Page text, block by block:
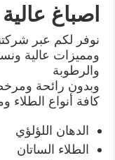
اصباغ
نوفر لكم عبر
ومميزات عالية
والرطوبة
وبدون رائحة
كافة أنواع الطلاء
الدهان اللؤلؤي
الطلاء الساتان